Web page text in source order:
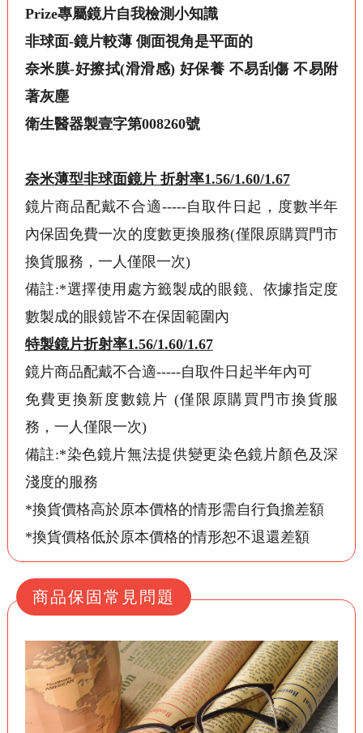
Prize專屬鏡片自我檢測小知識
非球面-鏡片較薄 側面視角是平面的
奈米膜-好擦拭(滑滑感) 好保養 不易刮傷 不易附
著灰塵
衛生醫器製壹字第008260號
奈米薄型非球面鏡片 折射率1.56/1.60/1.67
鏡片商品配戴不合適-----自取件日起，度數半年
內保固免費一次的度數更換服務(僅限原購買門市
換貨服務，一人僅限一次)
備註:*選擇使用處方籤製成的眼鏡、依據指定度
數製成的眼鏡皆不在保固範圍內
特製鏡片折射率1.56/1.60/1.67
鏡片商品配戴不合適-----自取件日起半年內可
免費更換新度數鏡片 (僅限原購買門市換貨服
務，一人僅限一次)
備註:*染色鏡片無法提供變更染色鏡片顏色及深
淺度的服務
*換貨價格高於原本價格的情形需自行負擔差額
*換貨價格低於原本價格的情形恕不退還差額
商品保固常見問題